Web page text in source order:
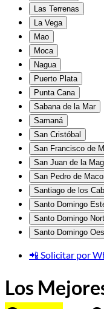
Las Terrenas
La Vega
Mao
Moca
Nagua
Puerto Plata
Punta Cana
Sabana de la Mar
Samaná
San Cristóbal
San Francisco de
San Juan de la
San Pedro de
Santiago de los
Santo Domingo
Santo Domingo
Santo Domingo
📲 Solicitar por
Los